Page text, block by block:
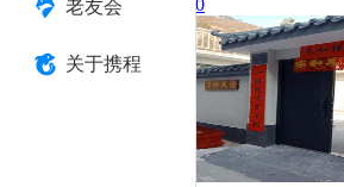
老友会
关于携程